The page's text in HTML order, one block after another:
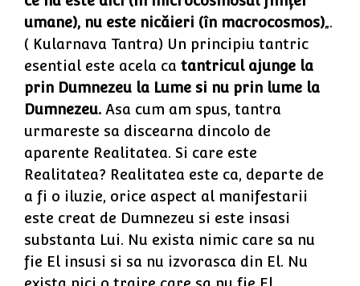
umane), nu este nicăieri (în macrocosmos)„.
( Kularnava Tantra) Un principiu tantric
esential este acela ca tantricul ajunge la
prin Dumnezeu la Lume si nu prin lume la
Dumnezeu. Asa cum am spus, tantra
urmareste sa discearna dincolo de
aparente Realitatea. Si care este
Realitatea? Realitatea este ca, departe de
a fi o iluzie, orice aspect al manifestarii
este creat de Dumnezeu si este insasi
substanta Lui. Nu exista nimic care sa nu
fie El insusi si sa nu izvorasca din El. Nu